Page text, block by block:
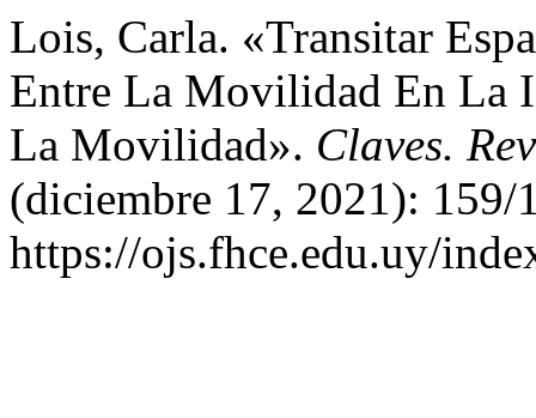
Lois, Carla. «Transitar
Entre La Movilidad En La
La Movilidad». Claves.
(diciembre 17, 2021): 159/
https://ojs.fhce.edu.uy/